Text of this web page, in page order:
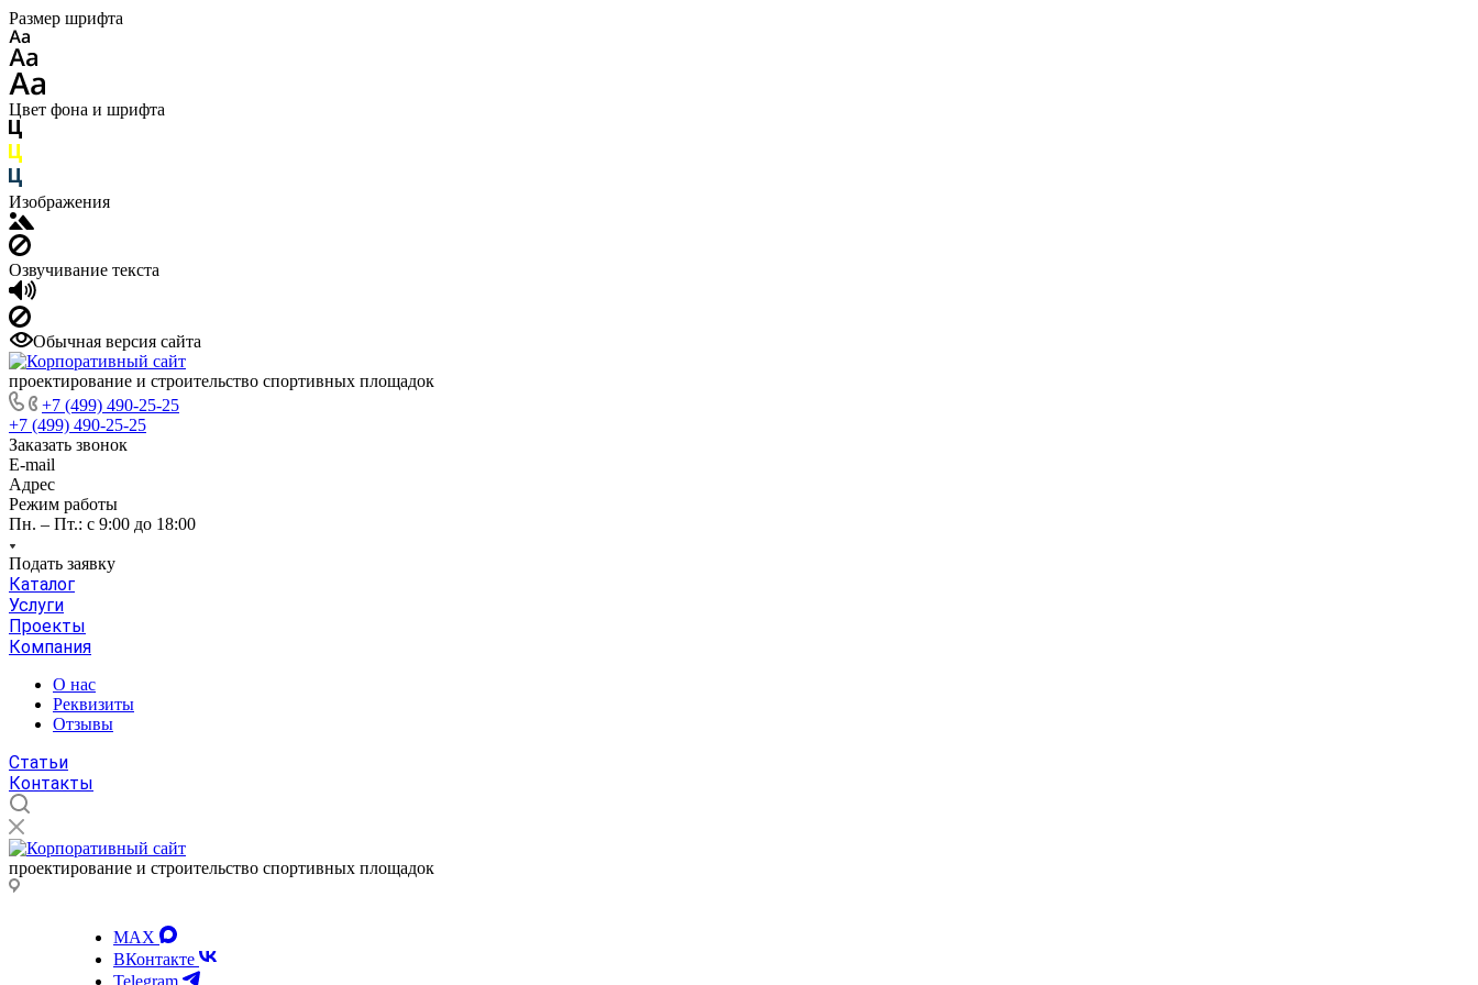
Размер шрифта
Цвет фона и шрифта
Изображения
Озвучивание текста
Обычная версия сайта
проектирование и строительство спортивных площадок
+7 (499) 490-25-25
+7 (499) 490-25-25
Заказать звонок
E-mail
Адрес
Режим работы
Пн. – Пт.: с 9:00 до 18:00
Подать заявку
Каталог
Услуги
Проекты
Компания
О нас
Реквизиты
Отзывы
Статьи
Контакты
проектирование и строительство спортивных площадок
MAX
ВКонтакте
Telegram